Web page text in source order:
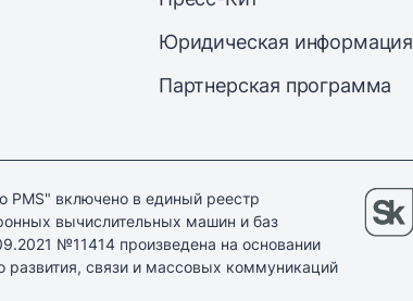
Юридическая информация
Партнерская программа
PMS" включено в единый реестр
вычислительных машин и баз
№11414 произведена на основании
развития, связи и массовых коммуникаций